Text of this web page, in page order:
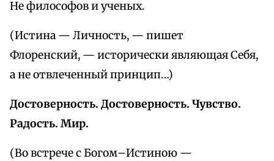
Не философов и ученых.
(Истина — Личность, — пишет
Флоренский, — исторически являющая Себя,
а не отвлеченный принцип…)
Достоверность. Достоверность. Чувство.
Радость. Мир.
(Во встрече с Богом–Истиною —